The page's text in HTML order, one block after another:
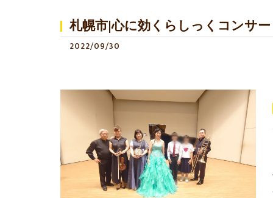
札幌市|心に効くらしっくコンサ
2022/09/30